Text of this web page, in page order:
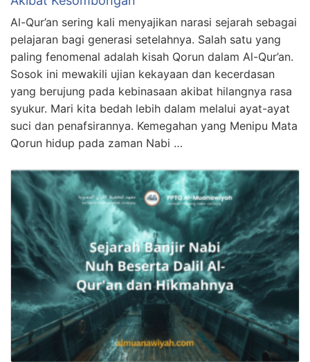
Al-Qur’an sering kali menyajikan narasi sejarah sebagai
pelajaran bagi generasi setelahnya. Salah satu yang
paling fenomenal adalah kisah Qorun dalam Al-Qur’an.
Sosok ini mewakili ujian kekayaan dan kecerdasan
yang berujung pada kebinasaan akibat hilangnya rasa
syukur. Mari kita bedah lebih dalam melalui ayat-ayat
suci dan penafsirannya. Kemegahan yang Menipu Mata
Qorun hidup pada zaman Nabi …